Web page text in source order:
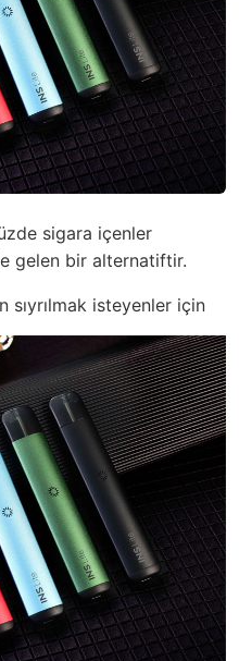
sigara içenler
gelen bir alternatiftir.
sıyrılmak isteyenler için